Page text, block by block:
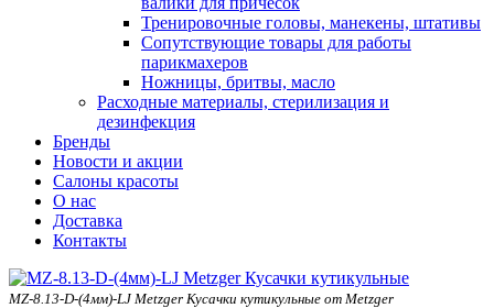
Тренировочные головы, манекены, штативы
Сопутствующие товары для работы
парикмахеров
Ножницы, бритвы, масло
Расходные материалы, стерилизация и
дезинфекция
Бренды
Новости и акции
Салоны красоты
О нас
Доставка
Контакты
MZ-8.13-D-(4мм)-LJ Metzger Кусачки кутикульные от Metzger